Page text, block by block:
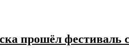
прошёл фестиваль